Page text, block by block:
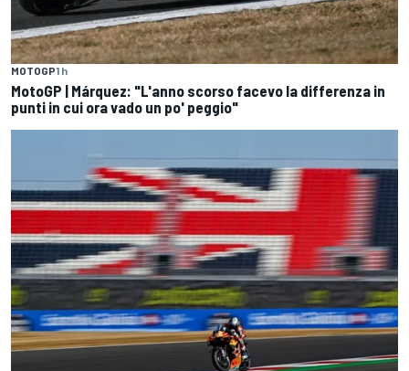
MOTOGP1 h
MotoGP | Márquez: "L'anno scorso facevo la differenza in
punti in cui ora vado un po' peggio"